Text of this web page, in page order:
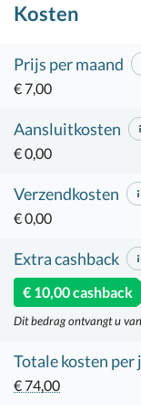
Kosten
Prijs per maand
€ 7,00
Aansluitkosten
€ 0,00
Verzendkosten
€ 0,00
Extra cashback
€ 10,00 cashback
Dit bedrag ontvangt u
Totale kosten per
€ 74,00